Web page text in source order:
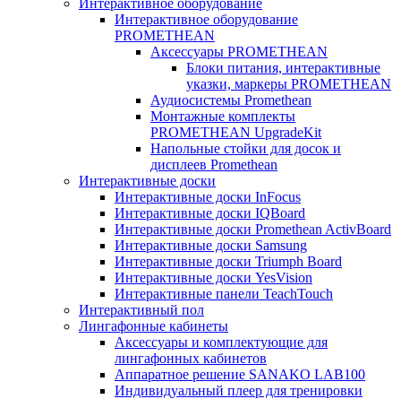
Интерактивное оборудование
Интерактивное оборудование
PROMETHEAN
Аксессуары PROMETHEAN
Блоки питания, интерактивные
указки, маркеры PROMETHEAN
Аудиосистемы Promethean
Монтажные комплекты
PROMETHEAN UpgradeKit
Напольные стойки для досок и
дисплеев Promethean
Интерактивные доски
Интерактивные доски InFocus
Интерактивные доски IQBoard
Интерактивные доски Promethean ActivBoard
Интерактивные доски Samsung
Интерактивные доски Triumph Board
Интерактивные доски YesVision
Интерактивные панели TeachTouch
Интерактивный пол
Лингафонные кабинеты
Аксессуары и комплектующие для
лингафонных кабинетов
Аппаратное решение SANAKO LAB100
Индивидуальный плеер для тренировки